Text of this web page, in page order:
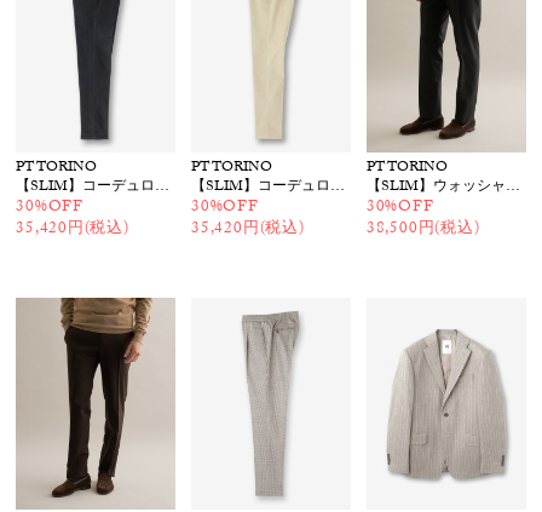
PT TORINO
【SLIM】コーデュロイパンツ
30%OFF
35,420円(税込)
PT TORINO
【SLIM】コーデュロイパンツ
30%OFF
35,420円(税込)
PT TORINO
【SLIM】ウォッシャブルウールパンツ
30%OFF
38,500円(税込)